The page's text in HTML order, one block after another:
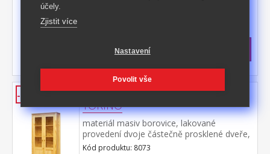
7 699 Kčs DPH
-37%
Vitrína 2 dveře + 1 zásuvka
TORINO
materiál masiv borovice, lakované
provedení dvoje částečně prosklené dveře,
tři police jedna zásuvka s kovovými pojezdy
Kód produktu: 8073
účely.
Zjistit více
Nastavení
Povolit vše